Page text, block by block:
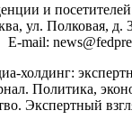
и
, ул. Полковая, д.
E-mail:
холдинг:
Политика,
Экспертный